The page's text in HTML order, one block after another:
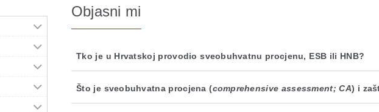
Objasni mi
Tko je u Hrvatskoj provodio sveobuhvatnu procjenu, ESB ili HNB?
Što je sveobuhvatna procjena (comprehensive assessment; CA) i